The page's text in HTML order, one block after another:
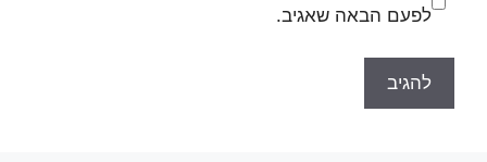
לפעם הבאה שאגיב.